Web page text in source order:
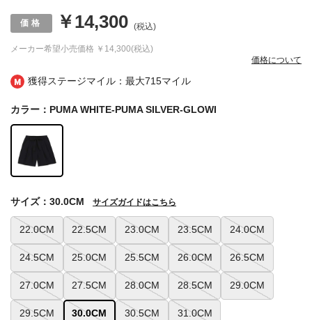
獲得ステージマイル：最大715マイル
メーカー希望小売価格 ￥14,300(税込)
￥14,300 (税込)
価格について
カラー：PUMA WHITE-PUMA SILVER-GLOWI
22.0CM 22.5CM 23.0CM 23.5CM 24.0CM
24.5CM 25.0CM 25.5CM 26.0CM 26.5CM
27.0CM 27.5CM 28.0CM 28.5CM 29.0CM
29.5CM 30.0CM 30.5CM 31.0CM
サイズ：30.0CM サイズガイドはこちら